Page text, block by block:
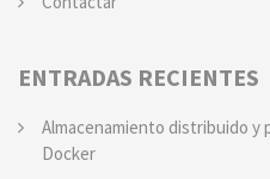
ENTRADAS RECIENTES
Almacenamiento distribuido
Docker